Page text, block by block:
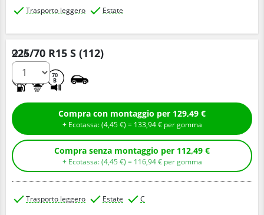
Trasporto leggero Estate
225/70 R15 S (112)
70
B
Q.tà
Compra con montaggio per 129,49 €
+ Ecotassa: (4,45€ ) = 133,94€ per gomma
Compra senza montaggio per 112,49 €
+ Ecotassa: (4,45€ ) = 116,94€ per gomma
Trasporto leggero Estate C